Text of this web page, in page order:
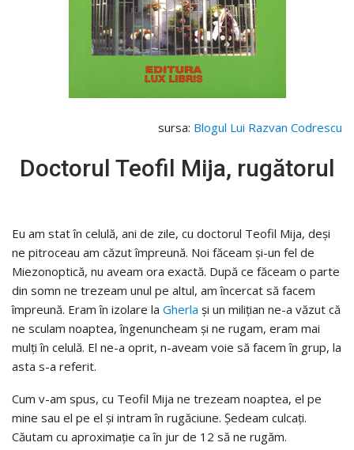
sursa: Blogul Lui Razvan Codrescu
Doctorul Teofil Mija, rugătorul
Eu am stat în celulă, ani de zile, cu doctorul Teofil Mija, deși
ne pitroceau am căzut împreună. Noi făceam și-un fel de
Miezonoptică, nu aveam ora exactă. După ce făceam o parte
din somn ne trezeam unul pe altul, am încercat să facem
împreună. Eram în izolare la Gherla și un milițian ne-a văzut că
ne sculam noaptea, îngenuncheam și ne rugam, eram mai
mulți în celulă. El ne-a oprit, n-aveam voie să facem în grup, la
asta s-a referit.
Cum v-am spus, cu Teofil Mija ne trezeam noaptea, el pe
mine sau el pe el și intram în rugăciune. Ședeam culcați.
Căutam cu aproximație ca în jur de 12 să ne rugăm.